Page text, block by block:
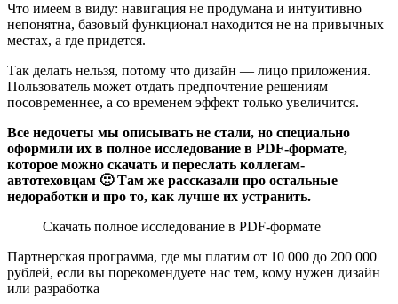
Что имеем в виду: навигация не продумана и интуитивно
непонятна, базовый функционал находится не на привычных
местах, а где придется.
Так делать нельзя, потому что дизайн — лицо приложения.
Пользователь может отдать предпочтение решениям
посовременнее, а со временем эффект только увеличится.
Все недочеты мы описывать не стали, но специально
оформили их в полное исследование в PDF-формате,
которое можно скачать и переслать коллегам-
автотеховцам 🙂 Там же рассказали про остальные
недоработки и про то, как лучше их устранить.
Скачать полное исследование в PDF-формате
Партнерская программа, где мы платим от 10 000 до 200 000
рублей, если вы порекомендуете нас тем, кому нужен дизайн
или разработка